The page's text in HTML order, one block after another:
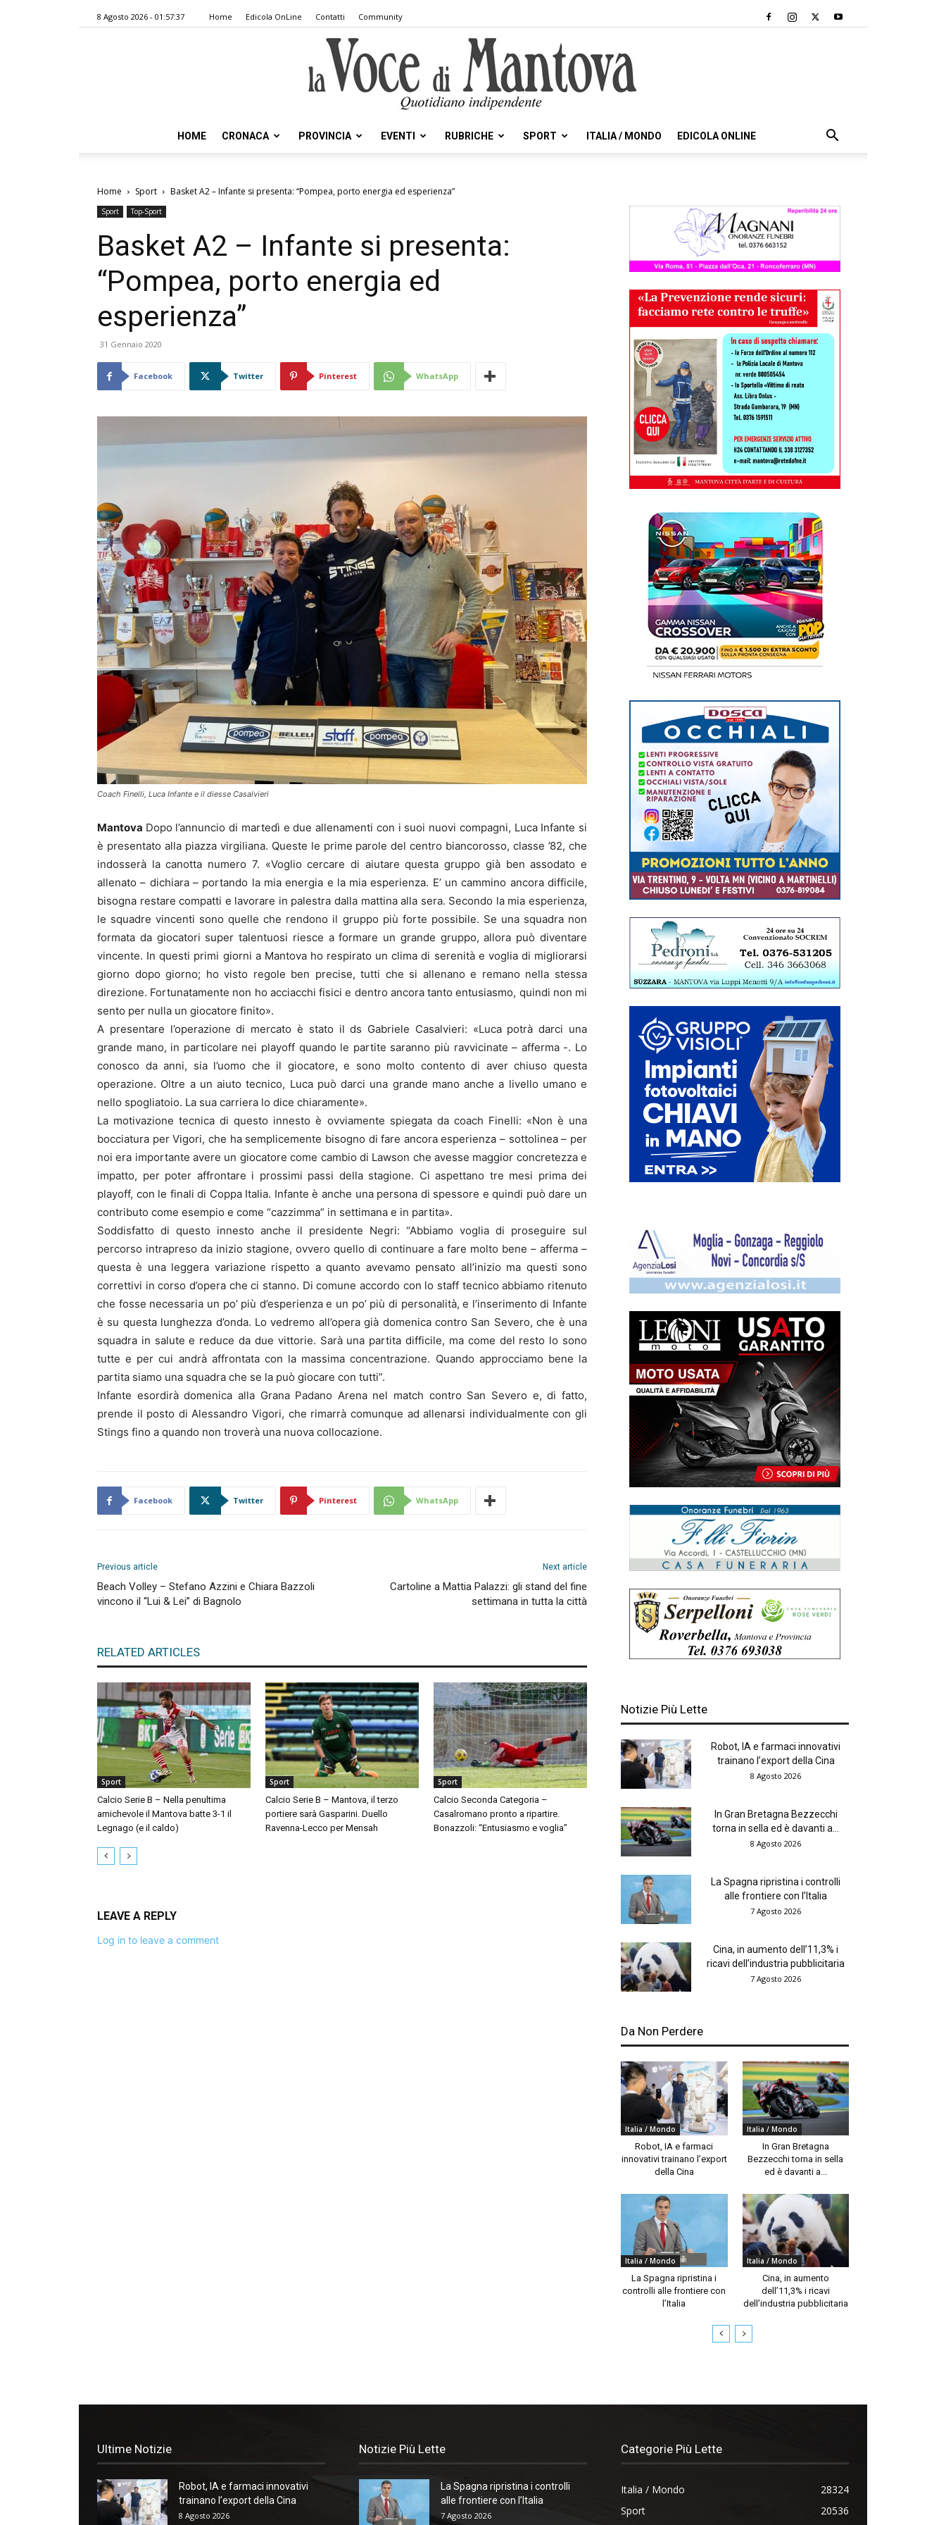
8 Agosto 2026 - 01:57:37 Home Edicola OnLine Contatti Community
Voce
HOME CRONACA PROVINCIA EVENTI RUBRICHE SPORT ITALIA / MONDO EDICOLA ONLINE
Home Sport Basket A2 – Infante si presenta: “Pompea, porto energia ed esperienza”
Sport Top-Sport
Basket A2 – Infante si presenta:
“Pompea, porto energia ed
esperienza”
31 Gennaio 2020
Facebook Twitter Pinterest WhatsApp
Coach Finelli, Luca Infante e il diesse Casalvieri
Mantova Dopo l’annuncio di martedì e due allenamenti con i suoi nuovi compagni, Luca Infante si
è presentato alla piazza virgiliana. Queste le prime parole del centro biancorosso, classe ’82, che
indosserà la canotta numero 7. «Voglio cercare di aiutare questa gruppo già ben assodato e
allenato – dichiara – portando la mia energia e la mia esperienza. E’ un cammino ancora difficile,
bisogna restare compatti e lavorare in palestra dalla mattina alla sera. Secondo la mia esperienza,
le squadre vincenti sono quelle che rendono il gruppo più forte possibile. Se una squadra non
formata da giocatori super talentuosi riesce a formare un grande gruppo, allora può diventare
vincente. In questi primi giorni a Mantova ho respirato un clima di serenità e voglia di migliorarsi
giorno dopo giorno; ho visto regole ben precise, tutti che si allenano e remano nella stessa
direzione. Fortunatamente non ho acciacchi fisici e dentro ancora tanto entusiasmo, quindi non mi
sento per nulla un giocatore finito».
A presentare l’operazione di mercato è stato il ds Gabriele Casalvieri: «Luca potrà darci una
grande mano, in particolare nei playoff quando le partite saranno più ravvicinate – afferma -. Lo
conosco da anni, sia l’uomo che il giocatore, e sono molto contento di aver chiuso questa
operazione. Oltre a un aiuto tecnico, Luca può darci una grande mano anche a livello umano e
nello spogliatoio. La sua carriera lo dice chiaramente».
La motivazione tecnica di questo innesto è ovviamente spiegata da coach Finelli: «Non è una
bocciatura per Vigori, che ha semplicemente bisogno di fare ancora esperienza – sottolinea – per
noi era importante avere un giocatore come cambio di Lawson che avesse maggior concretezza e
impatto, per poter affrontare i prossimi passi della stagione. Ci aspettano tre mesi prima dei
playoff, con le finali di Coppa Italia. Infante è anche una persona di spessore e quindi può dare un
contributo come esempio e come “cazzimma” in settimana e in partita».
Soddisfatto di questo innesto anche il presidente Negri: “Abbiamo voglia di proseguire sul
percorso intrapreso da inizio stagione, ovvero quello di continuare a fare molto bene – afferma –
questa è una leggera variazione rispetto a quanto avevamo pensato all’inizio ma questi sono
correttivi in corso d’opera che ci stanno. Di comune accordo con lo staff tecnico abbiamo ritenuto
che fosse necessaria un po’ più d’esperienza e un po’ più di personalità, e l’inserimento di Infante
è su questa lunghezza d’onda. Lo vedremo all’opera già domenica contro San Severo, che è una
squadra in salute e reduce da due vittorie. Sarà una partita difficile, ma come del resto lo sono
tutte e per cui andrà affrontata con la massima concentrazione. Quando approcciamo bene la
partita siamo una squadra che se la può giocare con tutti”.
Infante esordirà domenica alla Grana Padano Arena nel match contro San Severo e, di fatto,
prende il posto di Alessandro Vigori, che rimarrà comunque ad allenarsi individualmente con gli
Stings fino a quando non troverà una nuova collocazione.
Facebook Twitter Pinterest WhatsApp
Previous article
Beach Volley – Stefano Azzini e Chiara Bazzoli
vincono il “Lui & Lei” di Bagnolo
Next article
Cartoline a Mattia Palazzi: gli stand del fine
settimana in tutta la città
RELATED ARTICLES
Sport
Calcio Serie B – Nella penultima
amichevole il Mantova batte 3-1 il
Legnago (e il caldo)
Sport
Calcio Serie B – Mantova, il terzo
portiere sarà Gasparini. Duello
Ravenna-Lecco per Mensah
Sport
Calcio Seconda Categoria –
Casalromano pronto a ripartire.
Bonazzoli: “Entusiasmo e voglia”
LEAVE A REPLY
Log in to leave a comment
Notizie Più Lette
Robot, IA e farmaci innovativi
trainano l’export della Cina
8 Agosto 2026
In Gran Bretagna Bezzecchi
torna in sella ed è davanti a...
8 Agosto 2026
La Spagna ripristina i controlli
alle frontiere con l’Italia
7 Agosto 2026
Cina, in aumento dell’11,3% i
ricavi dell’industria pubblicitaria
7 Agosto 2026
Da Non Perdere
Italia / Mondo
Robot, IA e farmaci
innovativi trainano l’export
della Cina
Italia / Mondo
In Gran Bretagna
Bezzecchi torna in sella
ed è davanti a...
Italia / Mondo
La Spagna ripristina i
controlli alle frontiere con
l’Italia
Italia / Mondo
Cina, in aumento
dell’11,3% i ricavi
dell’industria pubblicitaria
Ultime Notizie
Robot, IA e farmaci innovativi
trainano l’export della Cina
8 Agosto 2026
Notizie Più Lette
La Spagna ripristina i controlli
alle frontiere con l’Italia
7 Agosto 2026
Categorie Più Lette
Italia / Mondo
28324
Sport
20536